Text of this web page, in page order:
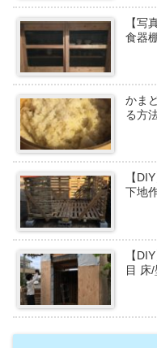
【写
食器
かま
る方
【
下地
【
目 床